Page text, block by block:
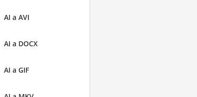
AI a AVI
AI a DOCX
AI a GIF